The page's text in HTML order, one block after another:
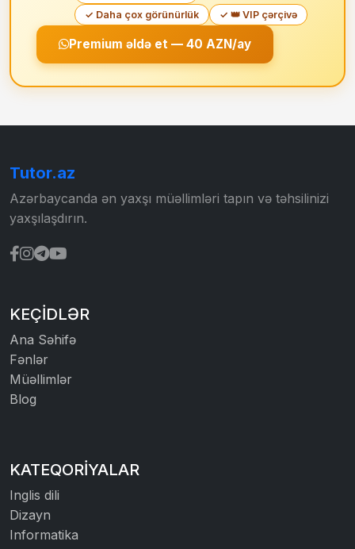
✓ Daha çox görünürlük
✓ 👑 VIP çərçivə
Premium əldə et — 40 AZN/ay
Tutor.az
Azərbaycanda ən yaxşı müəllimləri tapın və təhsilinizi
yaxşılaşdırın.
KEÇIDLƏR
Ana Səhifə
Fənlər
Müəllimlər
Blog
KATEQORIYALAR
Inglis dili
Dizayn
Informatika